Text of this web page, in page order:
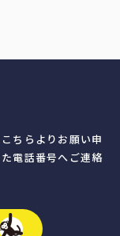
ちらよりお願い申
電話番号へご連絡